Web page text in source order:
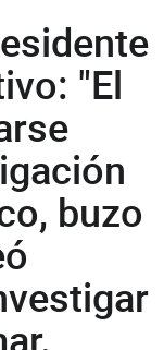
"El
buzo